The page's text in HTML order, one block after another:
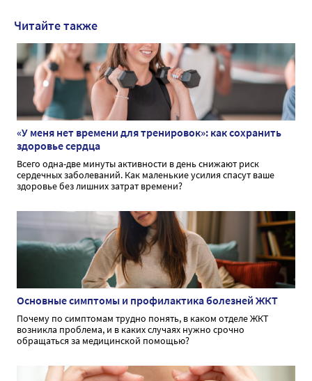
Читайте также
«У меня нет времени для тренировок»: как сохранить
здоровье сердца
Всего одна-две минуты активности в день снижают риск
сердечных заболеваний. Как маленькие усилия спасут ваше
здоровье без лишних затрат времени?
Основные симптомы и профилактика болезней ЖКТ
Почему по симптомам трудно понять, в каком отделе ЖКТ
возникла проблема, и в каких случаях нужно срочно
обращаться за медицинской помощью?